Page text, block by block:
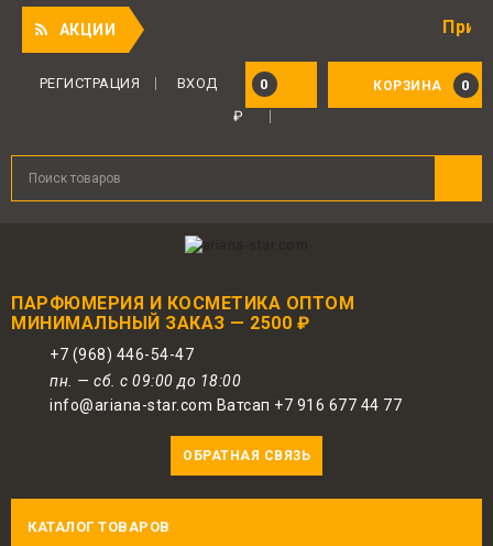
АКЦИИ Приятный
КОРЗИНА 0
0
РЕГИСТРАЦИЯ
ВХОД
₽
ПАРФЮМЕРИЯ И КОСМЕТИКА ОПТОМ
МИНИМАЛЬНЫЙ ЗАКАЗ — 2500 ₽
+7 (968) 446-54-47
пн. — сб. с 09:00 до 18:00
info@ariana-star.com Ватсап +7 916 677 44 77
ОБРАТНАЯ СВЯЗЬ
КАТАЛОГ ТОВАРОВ
Для авторизованных пользователей
предоставляется 1 бонус за 100 руб.
от совершенной покупки. Бонусами